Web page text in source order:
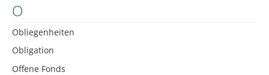
O
Obliegenheiten
Obligation
Offene Fonds